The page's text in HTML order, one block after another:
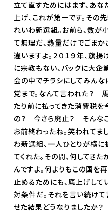
立て直すためにはまず、あ
上げ、これが第一です。その
れいわ新選組。お前ら、数が
て無理だ、熱量だけでごまか
違いますよ。２０１９年、旗
に宗教もない、バックに大企
会の中でチラシにしてみんな
党まで。なんて言われた？
たり前に払ってきた消費税
の？ 今さら廃止？ そんな
お前終わったね。笑われてま
わ新選組、一人ひとりが横に
てくれた。その間、何してき
んですよ。何よりもこの国を
止めるためにも、底上げし
対条件だ。それを言い続け
せた結果どうなりましたか